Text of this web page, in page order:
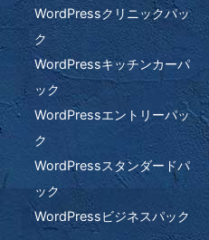
WordPressクリニックパッ
ク
WordPressキッチンカーパ
ック
WordPressエントリーパッ
ク
WordPressスタンダードパ
ック
WordPressビジネスパック